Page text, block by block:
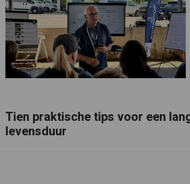
Tien praktische tips voor een
levensduur